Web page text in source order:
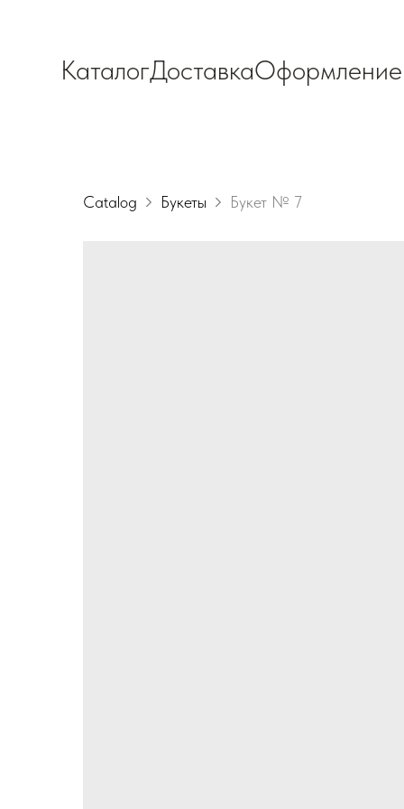
КаталогДоставкаОформление
Catalog Букеты Букет № 7